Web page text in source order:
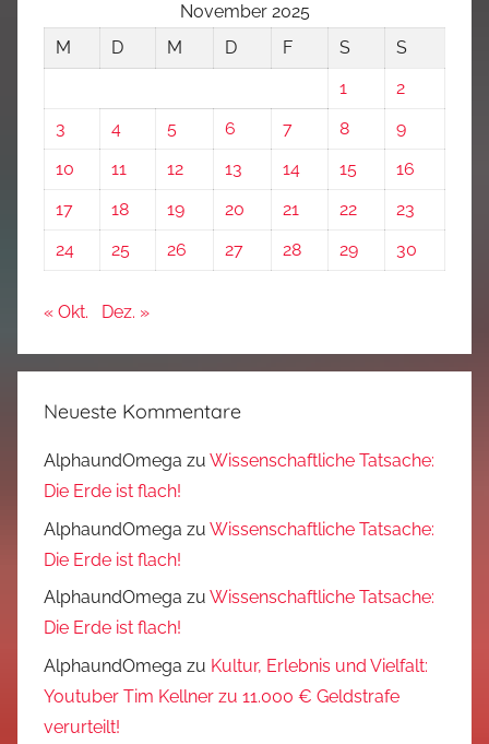
November 2025
M
D M D F S
S
1
2
3
4 5 6 7 8
9
10
11 12 13 14 15
16
17
18 19 20 21 22
23
24
25 26 27 28 29 30
« Okt. Dez. »
Neueste Kommentare
AlphaundOmega zu Wissenschaftliche Tatsache:
Die Erde ist flach!
AlphaundOmega zu Wissenschaftliche Tatsache:
Die Erde ist flach!
AlphaundOmega zu Wissenschaftliche Tatsache:
Die Erde ist flach!
AlphaundOmega zu Kultur, Erlebnis und Vielfalt:
Youtuber Tim Kellner zu 11.000 € Geldstrafe
verurteilt!